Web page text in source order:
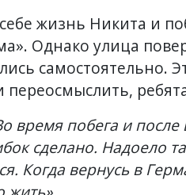
жизнь Никита и
Однако улица
самостоятельно.
переосмыслить,
время побега и
сделано. Надоело
Когда вернусь в